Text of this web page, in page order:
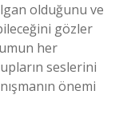
olduğunu ve
gözler
her
seslerini
önemi